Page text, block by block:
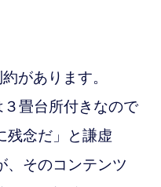
があります。
３畳台所付きなので
残念だ」と謙虚
、そのコンテンツ